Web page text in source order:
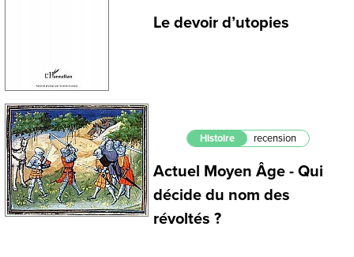
Le devoir d’utopies
Histoire recension
Actuel Moyen Âge - Qui
décide du nom des
révoltés ?